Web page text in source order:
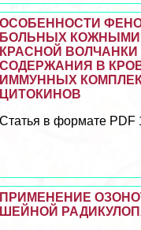
ОСОБЕННОСТИ
БОЛЬНЫХ
КРАСНОЙ
СОДЕРЖАНИЯ В
ИММУННЫХ
ЦИТОКИНОВ
Статья в формате PDF
ПРИМЕНЕНИЕ
ШЕЙНОЙ